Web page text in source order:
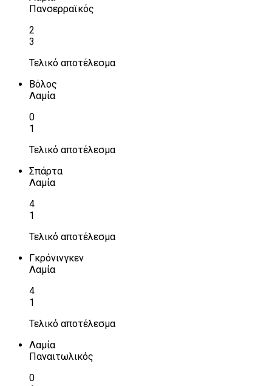
Πανσερραϊκός
2
3
Τελικό αποτέλεσμα
Βόλος
Λαμία
0
1
Τελικό αποτέλεσμα
Σπάρτα
Λαμία
4
1
Τελικό αποτέλεσμα
Γκρόνινγκεν
Λαμία
4
1
Τελικό αποτέλεσμα
Λαμία
Παναιτωλικός
0